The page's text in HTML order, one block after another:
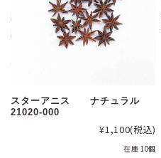
スターアニス ナチュラル
21020-000
¥1,100(税込)
在庫 10個